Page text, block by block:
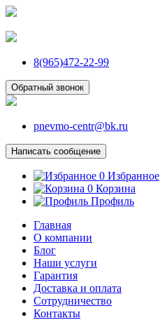
8(965)472-22-99
Обратный звонок
pnevmo-centr@bk.ru
Написать сообщение
0 Избранное
0 Корзина
Профиль
Главная
О компании
Блог
Наши услуги
Гарантия
Доставка и оплата
Сотрудничество
Контакты